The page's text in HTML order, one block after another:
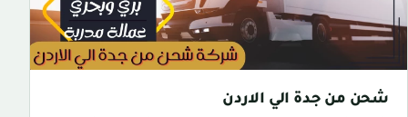
شحن من جدة الي الاردن